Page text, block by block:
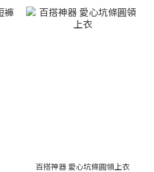
百搭神器 愛心坑條圓領上衣